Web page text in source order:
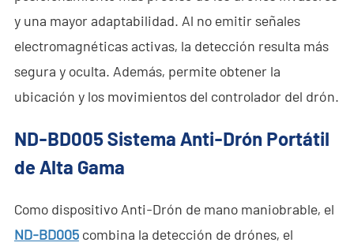
y una mayor adaptabilidad. Al no emitir señales
electromagnéticas activas, la detección resulta más
segura y oculta. Además, permite obtener la
ubicación y los movimientos del controlador del drón.
ND-BD005Sistema Anti-Drón Portátil
de Alta Gama
Como dispositivo Anti-Drón de mano maniobrable, el
ND-BD005combina la detección de drónes, el